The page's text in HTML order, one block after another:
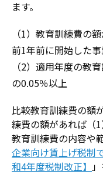
ます。
（1）教育訓練費の
前1年前に開始した
（2）適用年度の教
の0.05％以上
比較教育訓練費の額
練費の額があれば（1
教育訓練費の内容や
企業向け賃上げ税制
和4年度税制改正】